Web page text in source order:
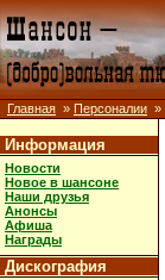
Главная » Персоналии »
Информация
Новости
Новое в шансоне
Наши друзья
Анонсы
Афиша
Награды
Дискография